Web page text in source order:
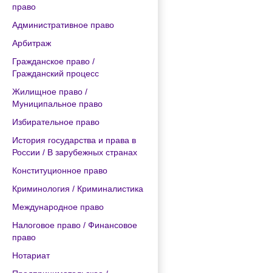
право
Административное право
Арбитраж
Гражданское право /
Гражданский процесс
Жилищное право /
Муниципальное право
Избирательное право
История государства и права в
России / В зарубежных странах
Конституционное право
Криминология / Криминалистика
Международное право
Налоговое право / Финансовое
право
Нотариат